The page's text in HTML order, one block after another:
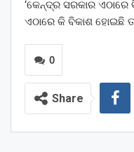
‘କେନ୍ଦ୍ର ସରକାର ଏଠାରେ
ଏଠାରେ କି ବିକାଶ ହୋଇଛି
0
Share